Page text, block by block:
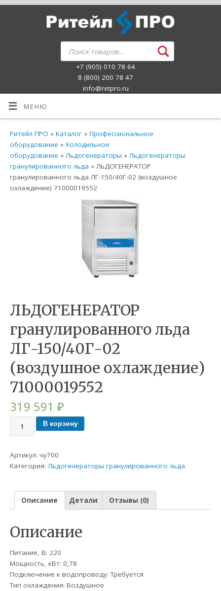
+7 (905) 010 78 64
8 (800) 200 78 47
info@retpro.ru
МЕНЮ
Ритейл ПРО »Каталог »Профессиональное
оборудование »Холодильное
оборудование »Льдогенераторы »Льдогенераторы
гранулированного льда » ЛЬДОГЕНЕРАТОР
гранулированного льда ЛГ-150/40Г-02 (воздушное
охлаждение) 71000019552
ЛЬДОГЕНЕРАТОР
гранулированного льда
ЛГ-150/40Г-02
(воздушное охлаждение)
71000019552
319 591₽
В корзину
Артикул:чу700
Категория: Льдогенераторы гранулированного льда
Описание Детали Отзывы (0)
Описание
Питание, В: 220
Мощность, кВт: 0,78
Подключение к водопроводу: Требуется
Тип охлаждения: Воздушное